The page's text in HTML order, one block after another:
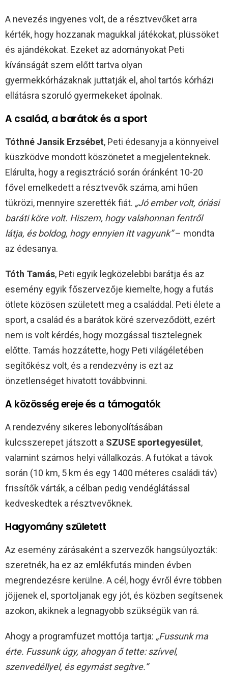
A nevezés ingyenes volt, de a résztvevőket arra
kérték, hogy hozzanak magukkal játékokat, plüssöket
és ajándékokat. Ezeket az adományokat Peti
kívánságát szem előtt tartva olyan
gyermekkórházaknak juttatják el, ahol tartós kórházi
ellátásra szoruló gyermekeket ápolnak.
A család, a barátok és a sport
Tóthné Jansik Erzsébet, Peti édesanyja a könnyeivel
küszködve mondott köszönetet a megjelenteknek.
Elárulta, hogy a regisztráció során óránként 10-20
fővel emelkedett a résztvevők száma, ami hűen
tükrözi, mennyire szerették fiát. „Jó ember volt, óriási
baráti köre volt. Hiszem, hogy valahonnan fentről
látja, és boldog, hogy ennyien itt vagyunk”– mondta
az édesanya.
Tóth Tamás, Peti egyik legközelebbi barátja és az
esemény egyik főszervezője kiemelte, hogy a futás
ötlete közösen született meg a családdal. Peti élete a
sport, a család és a barátok köré szerveződött, ezért
nem is volt kérdés, hogy mozgással tisztelegnek
előtte. Tamás hozzátette, hogy Peti világéletében
segítőkész volt, és a rendezvény is ezt az
önzetlenséget hivatott továbbvinni.
A közösség ereje és a támogatók
A rendezvény sikeres lebonyolításában
kulcsszerepet játszott a SZUSE sportegyesület,
valamint számos helyi vállalkozás. A futókat a távok
során (10 km, 5 km és egy 1400 méteres családi táv)
frissítők várták, a célban pedig vendéglátással
kedveskedtek a résztvevőknek.
Hagyomány született
Az esemény zárásaként a szervezők hangsúlyozták:
szeretnék, ha ez az emlékfutás minden évben
megrendezésre kerülne. A cél, hogy évről évre többen
jöjjenek el, sportoljanak egy jót, és közben segítsenek
azokon, akiknek a legnagyobb szükségük van rá.
Ahogy a programfüzet mottója tartja: „Fussunk ma
érte. Fussunk úgy, ahogyan ő tette: szívvel,
szenvedéllyel, és egymást segítve.”